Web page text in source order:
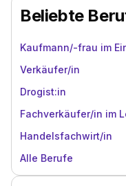
Beliebte
Kaufmann/-frau im
Verkäufer/in
Drogist:in
Fachverkäufer/in im
Handelsfachwirt/in
Alle Berufe